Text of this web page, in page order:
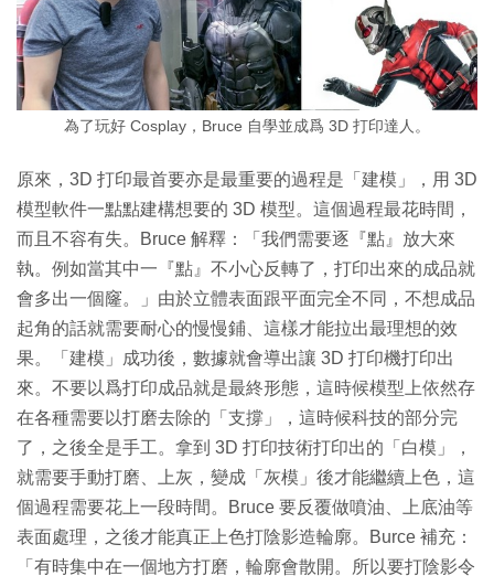
為了玩好 Cosplay，Bruce 自學並成爲 3D 打印達人。
原來，3D 打印最首要亦是最重要的過程是「建模」，用 3D
模型軟件一點點建構想要的 3D 模型。這個過程最花時間，
而且不容有失。Bruce 解釋：「我們需要逐『點』放大來
執。例如當其中一『點』不小心反轉了，打印出來的成品就
會多出一個窿。」由於立體表面跟平面完全不同，不想成品
起角的話就需要耐心的慢慢鋪、這樣才能拉出最理想的效
果。「建模」成功後，數據就會導出讓 3D 打印機打印出
來。不要以爲打印成品就是最終形態，這時候模型上依然存
在各種需要以打磨去除的「支撐」，這時候科技的部分完
了，之後全是手工。拿到 3D 打印技術打印出的「白模」，
就需要手動打磨、上灰，變成「灰模」後才能繼續上色，這
個過程需要花上一段時間。Bruce 要反覆做噴油、上底油等
表面處理，之後才能真正上色打陰影造輪廓。Burce 補充：
「有時集中在一個地方打磨，輪廓會散開。所以要打陰影令